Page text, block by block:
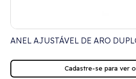
ANEL AJUSTÁVEL DE ARO
Cadastre-se para ver